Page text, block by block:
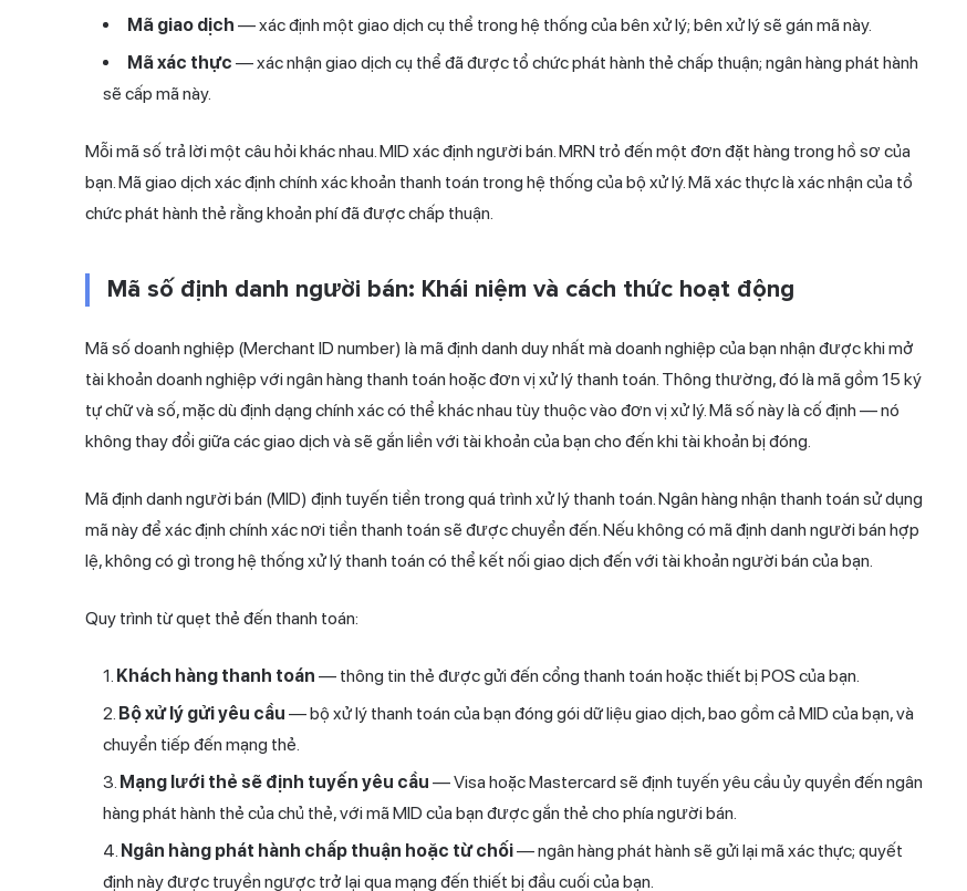
Mã giao dịch — xác định một giao dịch cụ thể trong hệ thống của bên xử lý; bên xử lý sẽ gán mã này.
Mã xác thực — xác nhận giao dịch cụ thể đã được tổ chức phát hành thẻ chấp thuận; ngân hàng phát hành
sẽ cấp mã này.
Mỗi mã số trả lời một câu hỏi khác nhau. MID xác định người bán.MRN trỏ đến một đơn đặt hàng trong hồ sơ của
bạn. Mã giao dịch xác định chính xác khoản thanh toán trong hệ thống của bộ xử lý. Mã xác thực là xác nhận của tổ
chức phát hành thẻ rằng khoản phí đã được chấp thuận.
Mã số định danh người bán: Khái niệm và cách thức hoạt động
Mã số doanh nghiệp (Merchant ID number) là mã định danh duy nhất mà doanh nghiệp của bạn nhận được khi mở
tài khoản doanh nghiệp với ngân hàng thanh toán hoặc đơn vị xử lý thanh toán. Thông thường, đó là mã gồm 15 ký
tự chữ và số, mặc dù định dạng chính xác có thể khác nhau tùy thuộc vào đơn vị xử lý. Mã số này là cố định — nó
không thay đổi giữa các giao dịch và sẽ gắn liền với tài khoản của bạn cho đến khi tài khoản bị đóng.
Mã định danh người bán (MID) định tuyến tiền trong quá trình xử lý thanh toán. Ngân hàng nhận thanh toán sử dụng
mã này để xác định chính xác nơi tiền thanh toán sẽ được chuyển đến. Nếu không có mã định danh người bán hợp
lệ, không có gì trong hệ thống xử lý thanh toán có thể kết nối giao dịch đến với tài khoản người bán của bạn.
Quy trình từ quẹt thẻ đến thanh toán:
Khách hàng thanh toán — thông tin thẻ được gửi đến cổng thanh toán hoặc thiết bị POS của bạn.
Bộ xử lý gửi yêu cầu — bộ xử lý thanh toán của bạn đóng gói dữ liệu giao dịch, bao gồm cả MID của bạn, và
chuyển tiếp đến mạng thẻ.
Mạng lưới thẻ sẽ định tuyến yêu cầu — Visa hoặc Mastercard sẽ định tuyến yêu cầu ủy quyền đến ngân
hàng phát hành thẻ của chủ thẻ, với mã MID của bạn được gắn thẻ cho phía người bán.
Ngân hàng phát hành chấp thuận hoặc từ chối— ngân hàng phát hành sẽ gửi lại mã xác thực; quyết
định này được truyền ngược trở lại qua mạng đến thiết bị đầu cuối của bạn.